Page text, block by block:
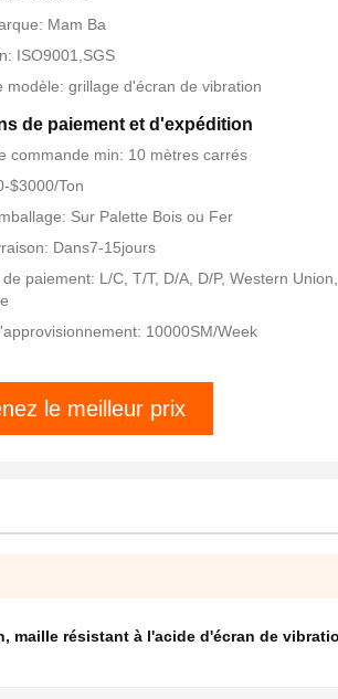
Mam Ba
ISO9001,SGS
modèle: grillage d'écran de vibration
de paiement et d'expédition
commande min: 10 mètres carrés
$3000/Ton
Sur Palette Bois ou Fer
Dans7-15jours
paiement: L/C, T/T, D/A, D/P, Western
10000SM/Week
le meilleur prix
, maille résistant à l'acide d'écran de